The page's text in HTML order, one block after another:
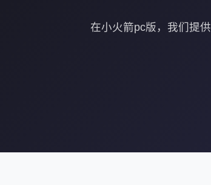
在小火箭pc版，我们提